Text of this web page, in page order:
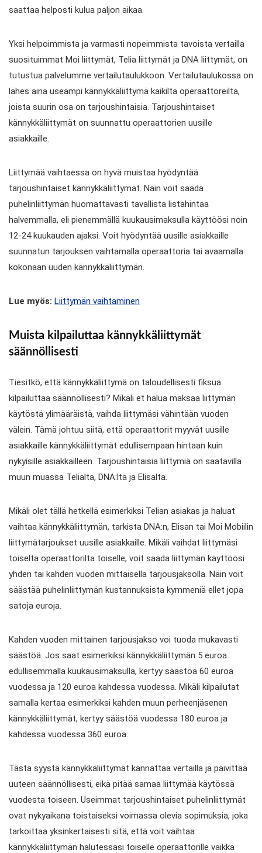
saattaa helposti kulua paljon aikaa.
Yksi helpoimmista ja varmasti nopeimmista tavoista vertailla
suosituimmat Moi liittymät, Telia liittymät ja DNA liittymät, on
tutustua palvelumme vertailutaulukkoon. Vertailutaulukossa on
lähes aina useampi kännykkäliittymä kaikilta operaattoreilta,
joista suurin osa on tarjoushintaisia. Tarjoushintaiset
kännykkäliittymät on suunnattu operaattorien uusille
asiakkaille.
Liittymää vaihtaessa on hyvä muistaa hyödyntää
tarjoushintaiset kännykkäliittymät. Näin voit saada
puhelinliittymän huomattavasti tavallista listahintaa
halvemmalla, eli pienemmällä kuukausimaksulla käyttöösi noin
12-24 kuukauden ajaksi. Voit hyödyntää uusille asiakkaille
suunnatun tarjouksen vaihtamalla operaattoria tai avaamalla
kokonaan uuden kännykkäliittymän.
Lue myös: Liittymän vaihtaminen
Muista kilpailuttaa kännykkäliittymät
säännöllisesti
Tiesitkö, että kännykkäliittymä on taloudellisesti fiksua
kilpailuttaa säännöllisesti? Mikäli et halua maksaa liittymän
käytöstä ylimääräistä, vaihda liittymäsi vähintään vuoden
välein. Tämä johtuu siitä, että operaattorit myyvät uusille
asiakkaille kännykkäliittymät edullisempaan hintaan kuin
nykyisille asiakkailleen. Tarjoushintaisia liittymiä on saatavilla
muun muassa Telialta, DNA:lta ja Elisalta.
Mikäli olet tällä hetkellä esimerkiksi Telian asiakas ja haluat
vaihtaa kännykkäliittymän, tarkista DNA:n, Elisan tai Moi Mobiilin
liittymätarjoukset uusille asiakkaille. Mikäli vaihdat liittymäsi
toiselta operaattorilta toiselle, voit saada liittymän käyttöösi
yhden tai kahden vuoden mittaisella tarjousjaksolla. Näin voit
säästää puhelinliittymän kustannuksista kymmeniä ellet jopa
satoja euroja.
Kahden vuoden mittainen tarjousjakso voi tuoda mukavasti
säästöä. Jos saat esimerkiksi kännykkäliittymän 5 euroa
edullisemmalla kuukausimaksulla, kertyy säästöä 60 euroa
vuodessa ja 120 euroa kahdessa vuodessa. Mikäli kilpailutat
samalla kertaa esimerkiksi kahden muun perheenjäsenen
kännykkäliittymät, kertyy säästöä vuodessa 180 euroa ja
kahdessa vuodessa 360 euroa.
Tästä syystä kännykkäliittymät kannattaa vertailla ja päivittää
uuteen säännöllisesti, eikä pitää samaa liittymää käytössä
vuodesta toiseen. Useimmat tarjoushintaiset puhelinliittymät
ovat nykyaikana toistaiseksi voimassa olevia sopimuksia, joka
tarkoittaa yksinkertaisesti sitä, että voit vaihtaa
kännykkäliittymän halutessasi toiselle operaattorille vaikka